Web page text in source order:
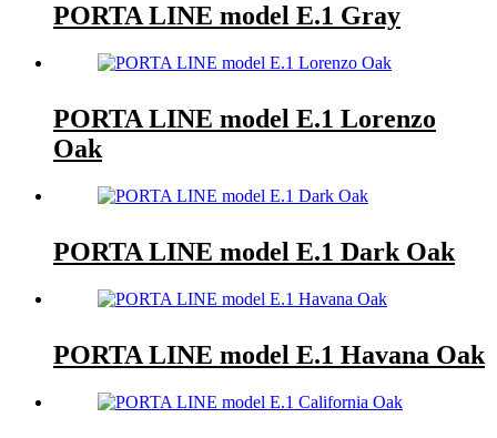
PORTA LINE model E.1 Gray
PORTA LINE model E.1 Lorenzo
Oak
PORTA LINE model E.1 Dark Oak
PORTA LINE model E.1 Havana Oak